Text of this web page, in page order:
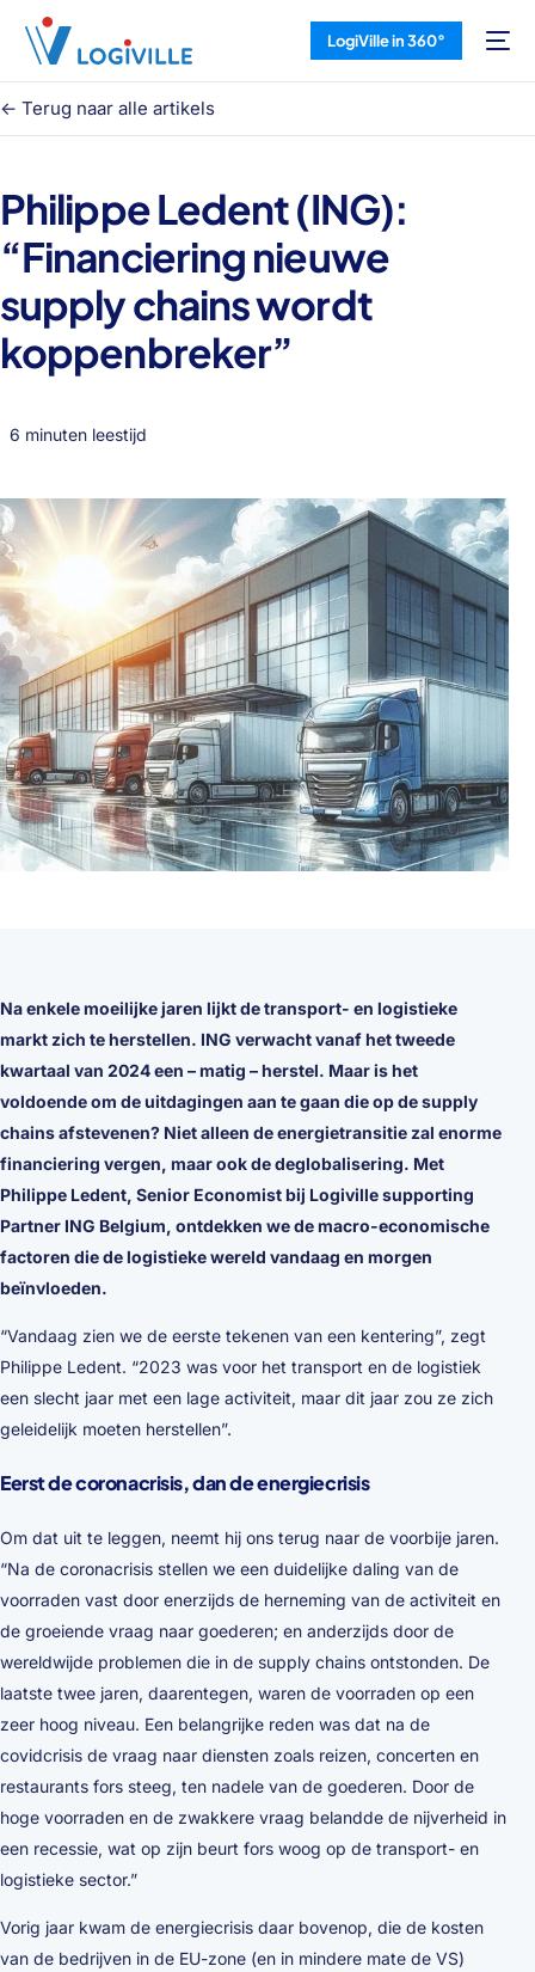
LogiVille in 360°
<- Terug naar alle artikels
Philippe Ledent (ING):
“Financiering nieuwe
supply chains wordt
koppenbreker”
6 minuten leestijd
Na enkele moeilijke jaren lijkt de transport- en logistieke
markt zich te herstellen. ING verwacht vanaf het tweede
kwartaal van 2024 een – matig – herstel. Maar is het
voldoende om de uitdagingen aan te gaan die op de supply
chains afstevenen? Niet alleen de energietransitie zal enorme
financiering vergen, maar ook de deglobalisering. Met
Philippe Ledent, Senior Economist bij Logiville supporting
Partner ING Belgium, ontdekken we de macro-economische
factoren die de logistieke wereld vandaag en morgen
beïnvloeden.
“Vandaag zien we de eerste tekenen van een kentering”, zegt
Philippe Ledent. “2023 was voor het transport en de logistiek
een slecht jaar met een lage activiteit, maar dit jaar zou ze zich
geleidelijk moeten herstellen”.
Eerst de coronacrisis, dan de energiecrisis
Om dat uit te leggen, neemt hij ons terug naar de voorbije jaren.
“Na de coronacrisis stellen we een duidelijke daling van de
voorraden vast door enerzijds de herneming van de activiteit en
de groeiende vraag naar goederen; en anderzijds door de
wereldwijde problemen die in de supply chains ontstonden. De
laatste twee jaren, daarentegen, waren de voorraden op een
zeer hoog niveau. Een belangrijke reden was dat na de
covidcrisis de vraag naar diensten zoals reizen, concerten en
restaurants fors steeg, ten nadele van de goederen. Door de
hoge voorraden en de zwakkere vraag belandde de nijverheid in
een recessie, wat op zijn beurt fors woog op de transport- en
logistieke sector.”
Vorig jaar kwam de energiecrisis daar bovenop, die de kosten
van de bedrijven in de EU-zone (en in mindere mate de VS)